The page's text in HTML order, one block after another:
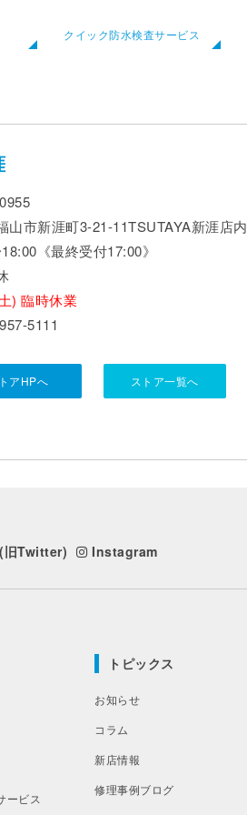
クイック防水検査サービス
山市新涯町3-21-11TSUTAYA新涯店内
《最終受付17:00》
) 臨時休業
5111
アHPへ ストア一覧へ
Twitter) Instagram
ービス
トピックス
お知らせ
コラム
新店情報
修理事例ブログ